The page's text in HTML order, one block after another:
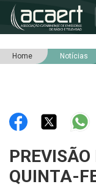
HOME
RNA
NOTÍCIAS
INTEGRIDADE
Home Notícias
QUINTA-